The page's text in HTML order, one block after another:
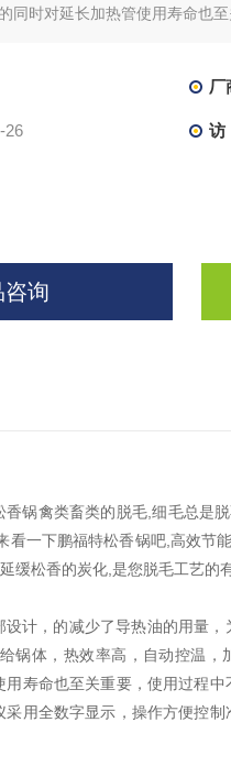
同时对延长加热管使用寿命也至
厂
26 访
咨询
禽类畜类的脱毛,细毛总是
一下鹏福特松香锅吧,高效节
缓松香的炭化,是您脱毛工艺的
，的减少了导热油的用量，
锅体，热效率高，自动控温
寿命也至关重要，使用过程
用全数字显示，操作方便控